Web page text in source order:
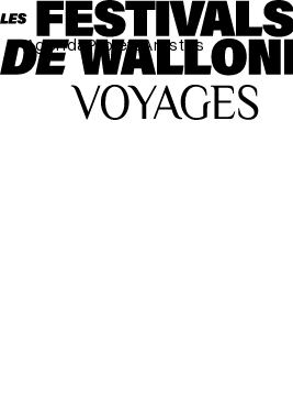
AgendaProjetsArtistes